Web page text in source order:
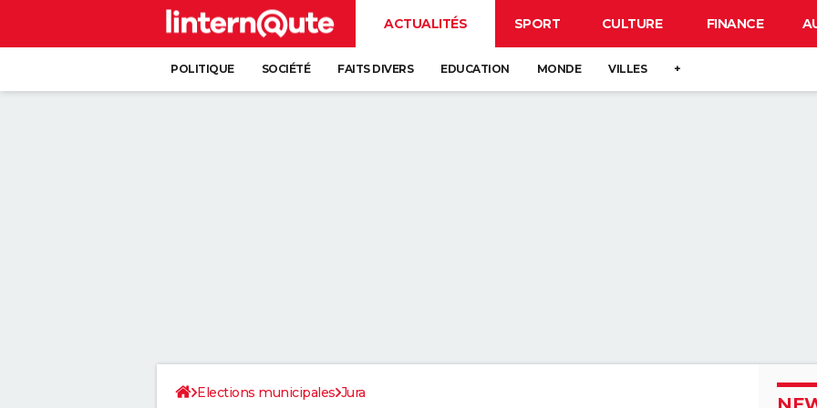
ACTUALITÉS SPORT CULTURE FINANCE
POLITIQUE SOCIÉTÉ FAITS DIVERS EDUCATION MONDE VILLES +
Elections municipales Jura